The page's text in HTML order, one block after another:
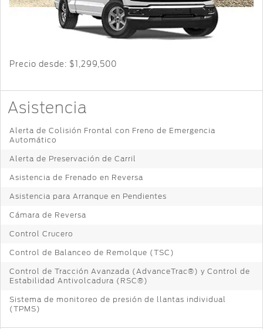
Custom
Garage
Ford
Comerciales
Descubre
Localiza un
Distribuidor
Seminuevos
Ford
D-
Tect
Colisión y
Mantenimiento
Programa de
Mantenimiento
Comerciales
Motorcraft
Servicio
Promociones
a
Revisión
Garantía
Partes
Técnico
Soporte
SYNC®
Seguridad
Trabajo
Contraseña
Precio desde: $1,299,500
Asistencia
Alerta de Colisión Frontal con Freno de Emergencia
Automático
Alerta de Preservación de Carril
Asistencia de Frenado en Reversa
Asistencia para Arranque en Pendientes
Cámara de Reversa
Control Crucero
Control de Balanceo de Remolque (TSC)
Control de Tracción Avanzada (AdvanceTrac®) y Control de
Estabilidad Antivolcadura (RSC®)
Sistema de monitoreo de presión de llantas individual
(TPMS)